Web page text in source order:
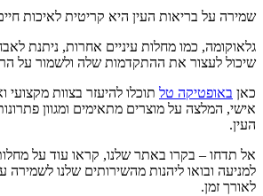
שמירה על בריאות העין היא קריטית לאיכות
גלאוקומה, כמו מחלות עיניים אחרות, ניתנת
שיכול לעצור את ההתקדמות שלה ולשמור על
כאן באופטיקה טל תוכלו להיעזר בצוות מקצועי
אישי, המלצה על מוצרים מתאימים ומגוון
העין.
אל תדחו – בקרו באתר שלנו, קראו עוד על
למניעה ובואו ליהנות מהשירותים שלנו לשמירה
לאורך זמן.